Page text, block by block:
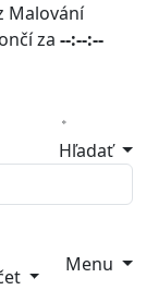
Malování
za --:--:--
Hľadať
Menu